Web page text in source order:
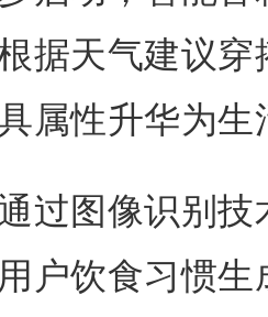
据天气建议穿
属性升华为生
图像识别技
户饮食习惯